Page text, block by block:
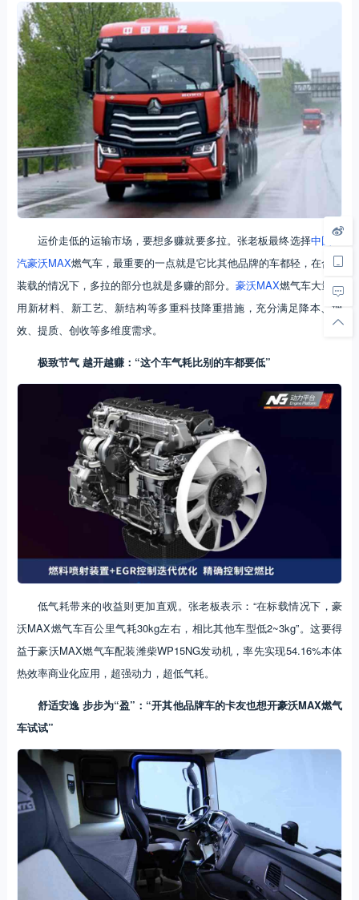
运价走低的运输市场，要想多赚就要多拉。张老板最终选择中国重
汽豪沃MAX燃气车，最重要的一点就是它比其他品牌的车都轻，在合规
装载的情况下，多拉的部分也就是多赚的部分。豪沃MAX燃气车大量采
用新材料、新工艺、新结构等多重科技降重措施，充分满足降本、增
效、提质、创收等多维度需求。
极致节气 越开越赚：“这个车气耗比别的车都要低”
低气耗带来的收益则更加直观。张老板表示：“在标载情况下，豪
沃MAX燃气车百公里气耗30kg左右，相比其他车型低2~3kg”。这要得
益于豪沃MAX燃气车配装潍柴WP15NG发动机，率先实现54.16%本体
热效率商业化应用，超强动力，超低气耗。
舒适安逸 步步为“盈”：“开其他品牌车的卡友也想开豪沃MAX燃气
车试试”